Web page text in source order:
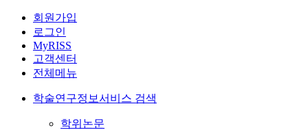
회원가입
로그인
MyRISS
고객센터
전체메뉴
학술연구정보서비스 검색
학위논문